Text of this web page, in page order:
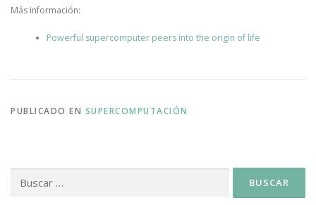
Más información:
Powerful supercomputer peers into the origin of life
PUBLICADO EN SUPERCOMPUTACIÓN